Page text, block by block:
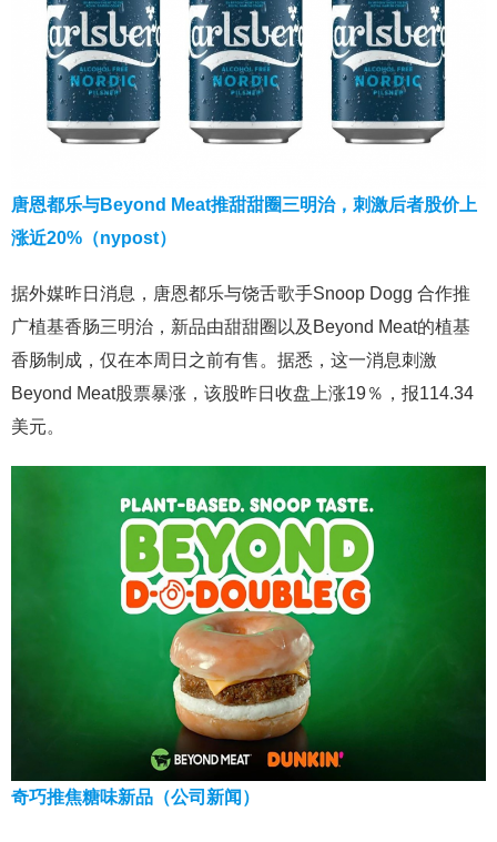
唐恩都乐与Beyond Meat推甜甜圈三明治，刺激后者股价上
涨近20%（nypost）
据外媒昨日消息，唐恩都乐与饶舌歌手Snoop Dogg 合作推
广植基香肠三明治，新品由甜甜圈以及Beyond Meat的植基
香肠制成，仅在本周日之前有售。据悉，这一消息刺激
Beyond Meat股票暴涨，该股昨日收盘上涨19％，报114.34
美元。
奇巧推焦糖味新品（公司新闻）